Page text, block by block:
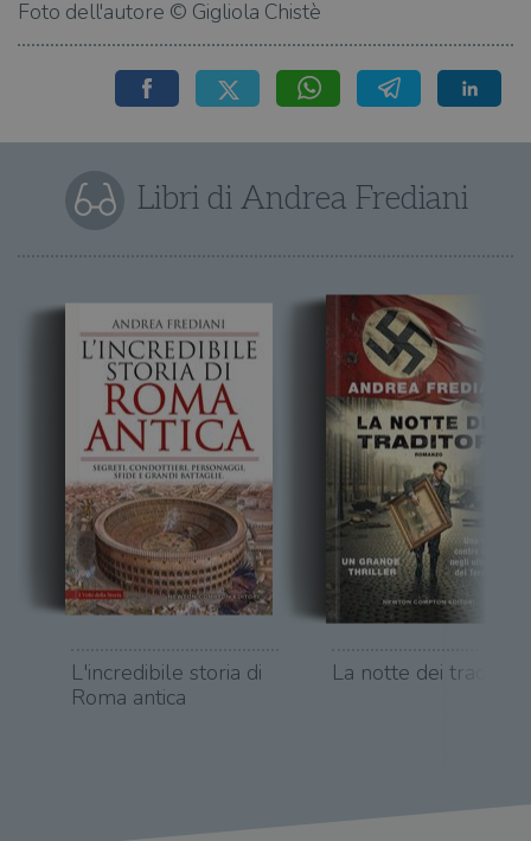
Foto dell'autore © Gigliola Chistè
Libri di Andrea Frediani
L'incredibile storia di
Roma antica
La notte dei traditori